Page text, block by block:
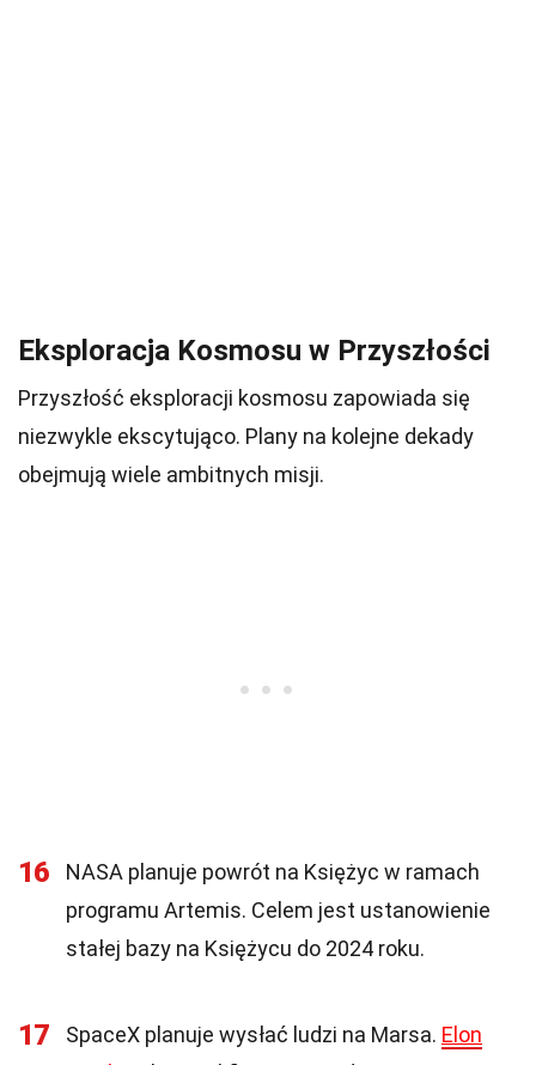
Eksploracja Kosmosu w Przyszłości
Przyszłość eksploracji kosmosu zapowiada się
niezwykle ekscytująco. Plany na kolejne dekady
obejmują wiele ambitnych misji.
16
NASA planuje powrót na Księżyc w ramach
programu Artemis. Celem jest ustanowienie
stałej bazy na Księżycu do 2024 roku.
17 SpaceX planuje wysłać ludzi na Marsa. Elon